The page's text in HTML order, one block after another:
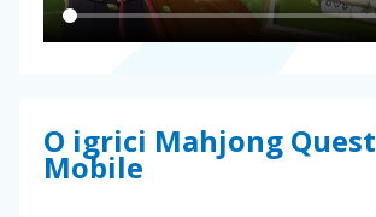
O igrici Mahjong Quest
Mobile